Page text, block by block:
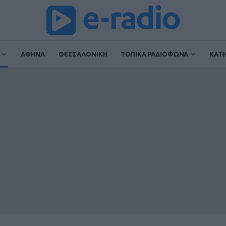
ΑΘΗΝΑ ΘΕΣΣΑΛΟΝΙΚΗ ΤΟΠΙΚΑ ΡΑΔΙΟΦΩΝΑ